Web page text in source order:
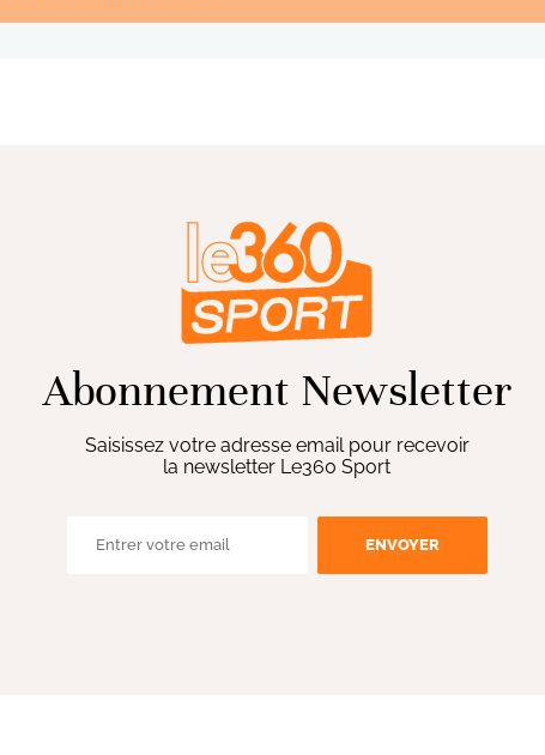
Abonnement Newsletter
Saisissez votre adresse email pour recevoir
la newsletter Le360 Sport
ENVOYER